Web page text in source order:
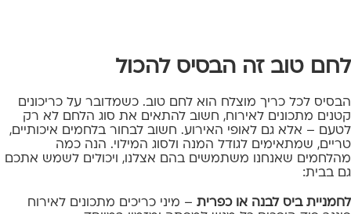
לחם טוב זה הבסיס להכול
הבסיס לכל כריך מוצלח הוא לחם טוב. כשמדובר על כריכונים
קטנים מתכונים לאירוח, חשוב להתאים את סוג הלחם לא רק
לטעם – אלא גם לאופי האירוע. חשוב לבחור בלחמים איכותיים,
טריים, שמתאימים לגודל המנה ולסוג המילוי. הנה כמה
מהלחמים שאנחנו משתמשים בהם אצלנו, ויכולים לשמש אתכם
גם בבית:
לחמניית ביס לבנה או כפרית – מיני כריכים מתכונים לאירוח